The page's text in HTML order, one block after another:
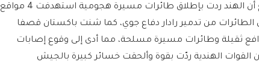
أفادت المقدَّمة الطيّارة، فيوميكا سينغ أن الهند ردت بإطلاق طائرات مسيرة هجومية استهدفت 4 مواقع
من تدمير رادار دفاع جوي، كما شنت باكستان قصفا
ثقيلة وطائرات مسيرة مسلحة، مما أدى إلى وقوع إصابات
الهندية ردّت بقوة وألحقت خسائر كبيرة بالجيش